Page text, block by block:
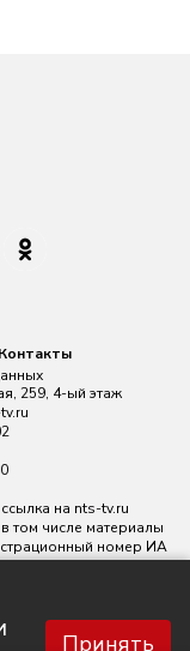
Принять
259, 4-ый этаж
на nts-tv.ru
том числе материалы
номер ИА
службой по
и массовых
Александрович16+